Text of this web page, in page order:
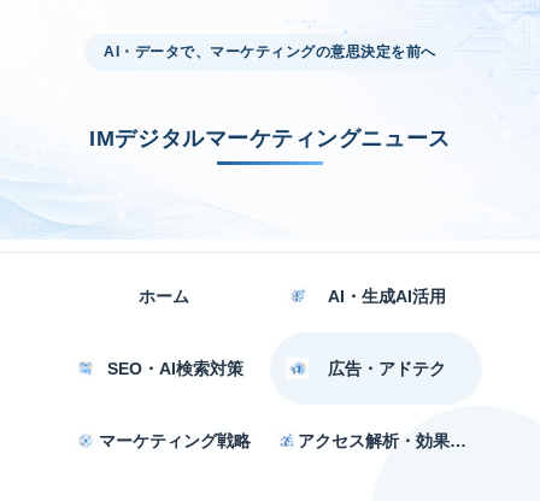
AI・データで、マーケティングの意思決定を前へ
IMデジタルマーケティングニュース
ホーム AI・生成AI活用
SEO・AI検索対策 広告・アドテク
マーケティング戦略 アクセス解析・効果測定